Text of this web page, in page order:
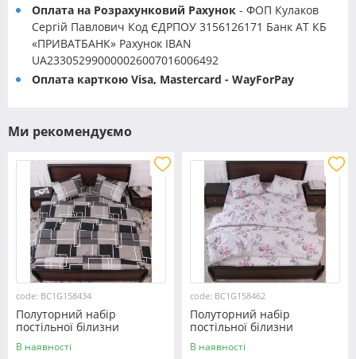
Оплата на Розрахунковий Рахунок - ФОП Кулаков
Сергій Павлович Код ЄДРПОУ 3156126171 Банк АТ КБ
«ПРИВАТБАНК» Рахунок IBAN
UA233052990000026007016006492
Оплата карткою Visa, Mastercard - WayForPay
Ми рекомендуємо
code: BC1G158434
Полуторний набір
постільної білизни
150*220 із Бязі "Gold"
№158434 Черешенка™
В наявності
code: BC1G158462
Полуторний набір
постільної білизни
150*220 із Бязі "Gold"
№158462 Черешенька™
В наявності